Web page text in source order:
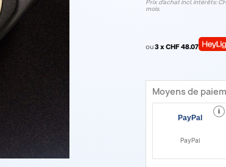
Prix d’achat incl. intérêts:
mois.
ou3 x CHF 48.07
Moyens de
i
PayPal